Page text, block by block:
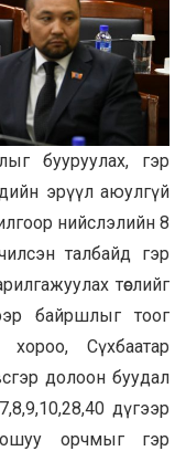
бууруулах, гэр
эрүүл аюулгүй
нийслэлийн 8
талбайд гэр
төслийг
байршлыг тоог
Сүхбаатар
долоон буудал
дүгээр
орчмыг гэр